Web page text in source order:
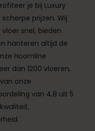
je bij Luxury
prijzen. Wij
snel, bieden
hanteren altijd de
Hoomline
dan 1200 vloeren,
onze
van 4,8 uit 5